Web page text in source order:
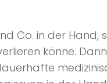
Co. in der Hand,
könne.